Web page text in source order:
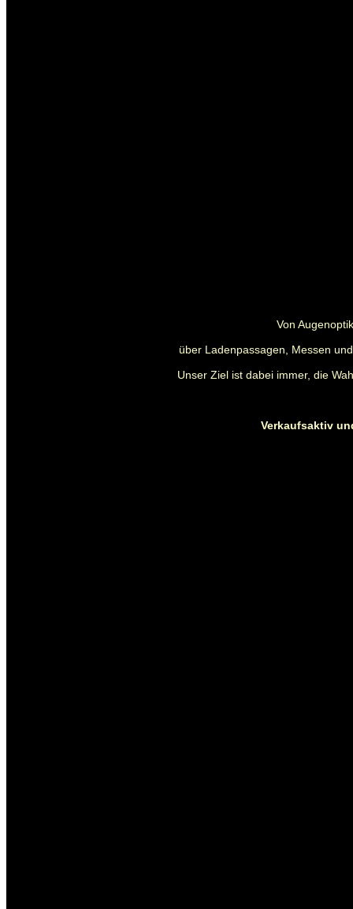
Von
über Ladenpassagen, Messen
Unser Ziel ist dabei immer, die
Verkaufsaktiv